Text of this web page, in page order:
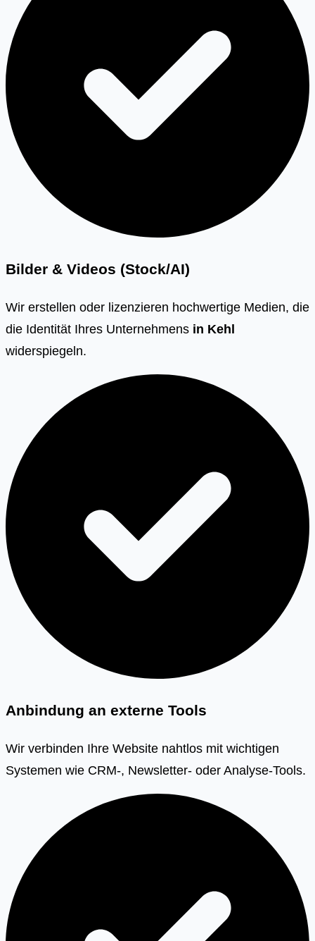
Bilder & Videos (Stock/AI)
Wir erstellen oder lizenzieren hochwertige Medien, die
die Identität Ihres Unternehmens in Kehl
widerspiegeln.
Anbindung an externe Tools
Wir verbinden Ihre Website nahtlos mit wichtigen
Systemen wie CRM-, Newsletter- oder Analyse-Tools.